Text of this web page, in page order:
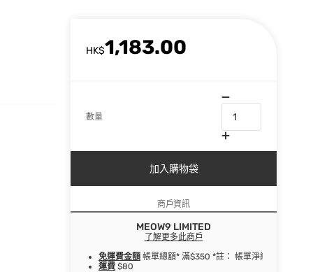
HK$1,183.00
數量
加入購物袋
商戶資訊
MEOW9 LIMITED
了解更多此商戶
免運費金額 帳單總額* 滿$350 *註： 帳單淨總額指扣除
運費 $80